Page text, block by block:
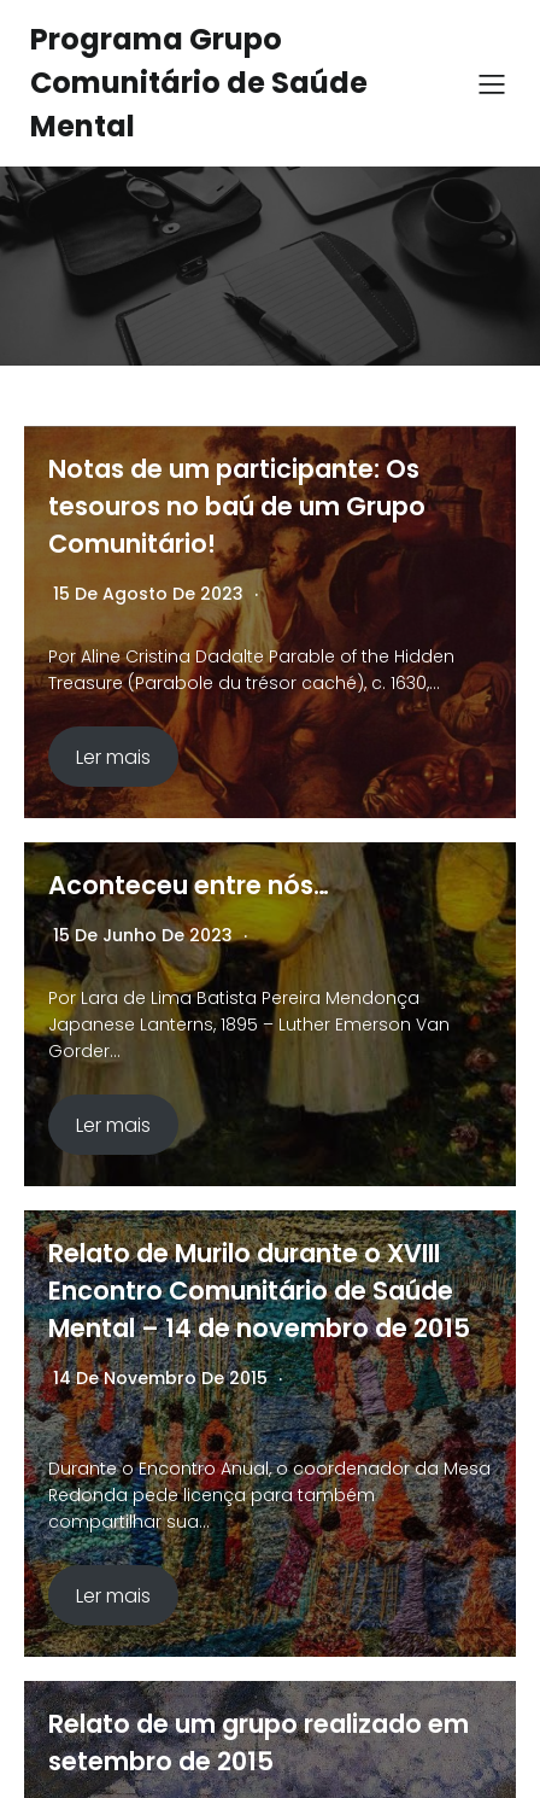
Programa Grupo
Comunitário de Saúde
Mental
Notas de um participante: Os
tesouros no baú de um Grupo
Comunitário!
15 De Agosto De 2023 Nenhum Comentário
Por Aline Cristina Dadalte Parable of the Hidden
Treasure (Parabole du trésor caché), c. 1630,…
Ler mais
Aconteceu entre nós…
15 De Junho De 2023 Nenhum Comentário
Por Lara de Lima Batista Pereira Mendonça
Japanese Lanterns, 1895 – Luther Emerson Van
Gorder…
Ler mais
Relato de Murilo durante o XVIII
Encontro Comunitário de Saúde
Mental – 14 de novembro de 2015
14 De Novembro De 2015
Nenhum Comentário
Durante o Encontro Anual, o coordenador da Mesa
Redonda pede licença para também
compartilhar sua…
Ler mais
Relato de um grupo realizado em
setembro de 2015